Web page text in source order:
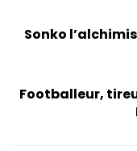
Sonko
Footballeur,